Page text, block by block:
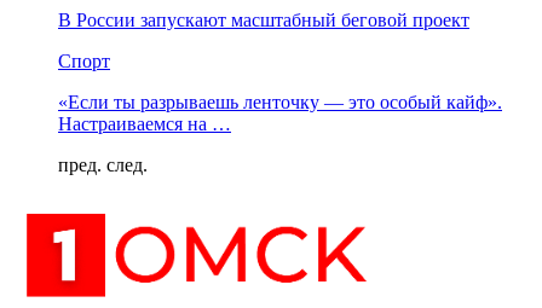
В России запускают масштабный беговой проект
Спорт
«Если ты разрываешь ленточку — это особый кайф».
Настраиваемся на …
пред. след.